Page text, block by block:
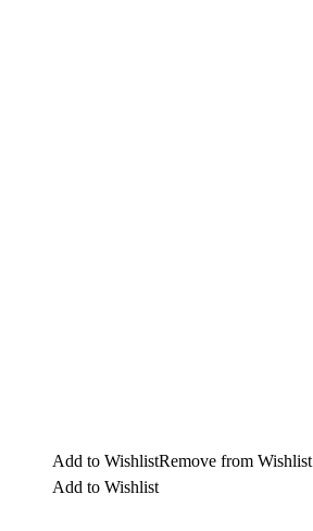
Add to WishlistRemove from Wishlist
Add to Wishlist